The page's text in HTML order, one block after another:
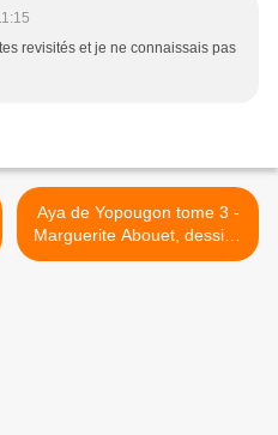
revisités et je ne connaissais pas
Aya de Yopougon tome 3 -
Marguerite Abouet, dessins
de Clément Oubrerie >